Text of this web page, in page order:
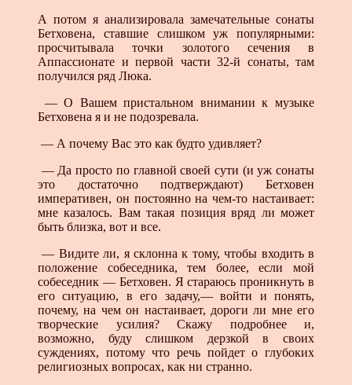
А потом я анализировала замечательные сонаты
Бетховена, ставшие слишком уж популярными:
просчитывала точки золотого сечения в
Аппассионате и первой части 32-й сонаты, там
получился ряд Люка.
— О Вашем пристальном внимании к музыке
Бетховена я и не подозревала.
— А почему Вас это как будто удивляет?
— Да просто по главной своей сути (и уж сонаты
это достаточно подтверждают) Бетховен
императивен, он постоянно на чем-то настаивает:
мне казалось. Вам такая позиция вряд ли может
быть близка, вот и все.
— Видите ли, я склонна к тому, чтобы входить в
положение собеседника, тем более, если мой
собеседник — Бетховен. Я стараюсь проникнуть в
его ситуацию, в его задачу,— войти и понять,
почему, на чем он настаивает, дороги ли мне его
творческие усилия? Скажу подробнее и,
возможно, буду слишком дерзкой в своих
суждениях, потому что речь пойдет о глубоких
религиозных вопросах, как ни странно.